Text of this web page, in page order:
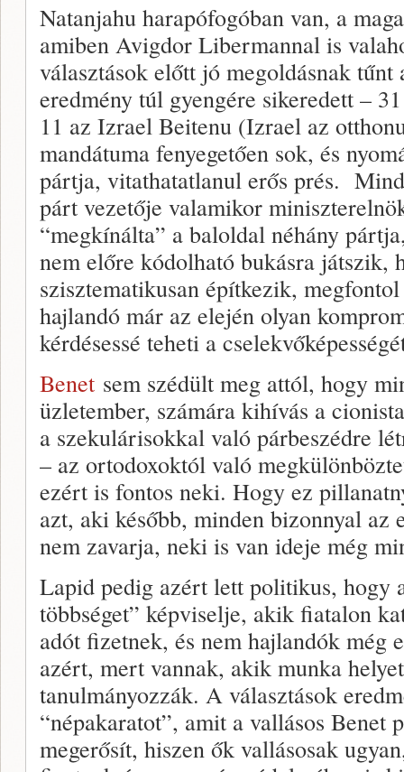
Natanjahu harapófogóban van, a
amiben Avigdor Libermannal is
választások előtt jó megoldásnak
eredmény túl gyengére sikeredett –
11 az Izrael Beitenu (Izrael az
mandátuma fenyegetően sok, és
pártja, vitathatatlanul erős prés.
párt vezetője valamikor
“megkínálta” a baloldal néhány
nem előre kódolható bukásra játszik,
szisztematikusan építkezik,
hajlandó már az elején olyan
kérdésessé teheti a
Benet sem szédült meg attól, hogy
üzletember, számára kihívás a
a szekulárisokkal való párbeszédre
– az ortodoxoktól való
ezért is fontos neki. Hogy ez
azt, aki később, minden bizonnyal az
nem zavarja, neki is van ideje még
Lapid pedig azért lett politikus, hogy
többséget” képviselje, akik fiatalon
adót fizetnek, és nem hajlandók még
azért, mert vannak, akik munka
tanulmányozzák. A választások
“népakaratot”, amit a vallásos Benet
megerősít, hiszen ők vallásosak